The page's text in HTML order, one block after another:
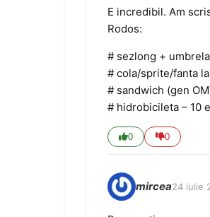
E incredibil. Am
Rodos:
# sezlong +
# cola/sprite/fanta
# sandwich (gen
# hidrobicileta – 10
0 0
mircea24 iulie